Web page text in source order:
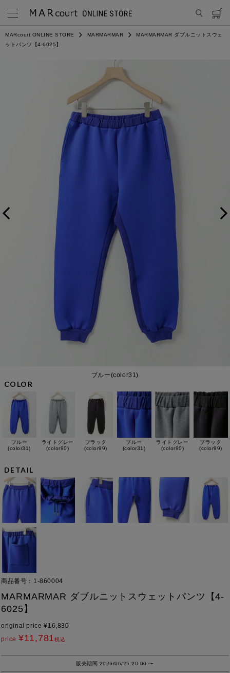
MARcourt ONLINE STORE MARMARMAR
MARMARMAR ダブルニットスウェ
ットパンツ【4-6025】
ブルー(color31)
COLOR
ブルー
(color31)
ライトグレー
(color90)
ブラック
(color99)
ブルー
(color31)
ライトグレー
(color90)
ブラック
(color99)
DETAIL
商品番号 1-860004
MARMARMAR ダブルニットスウェットパンツ【4-
6025】
original price ¥16,830
price ¥11,781税込
販売期間 2026/06/25 20:00〜